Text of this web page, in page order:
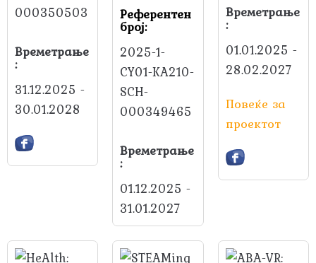
000350503
Времетрање
:
31.12.2025 -
30.01.2028
Референтен
број:
2025-1-
CY01-KA210-
SCH-
000349465
Времетрање
:
01.12.2025 -
31.01.2027
Времетрање
:
01.01.2025 -
28.02.2027
Повеќе за
проектот